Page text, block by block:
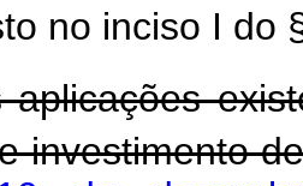
no inciso I do
investimento